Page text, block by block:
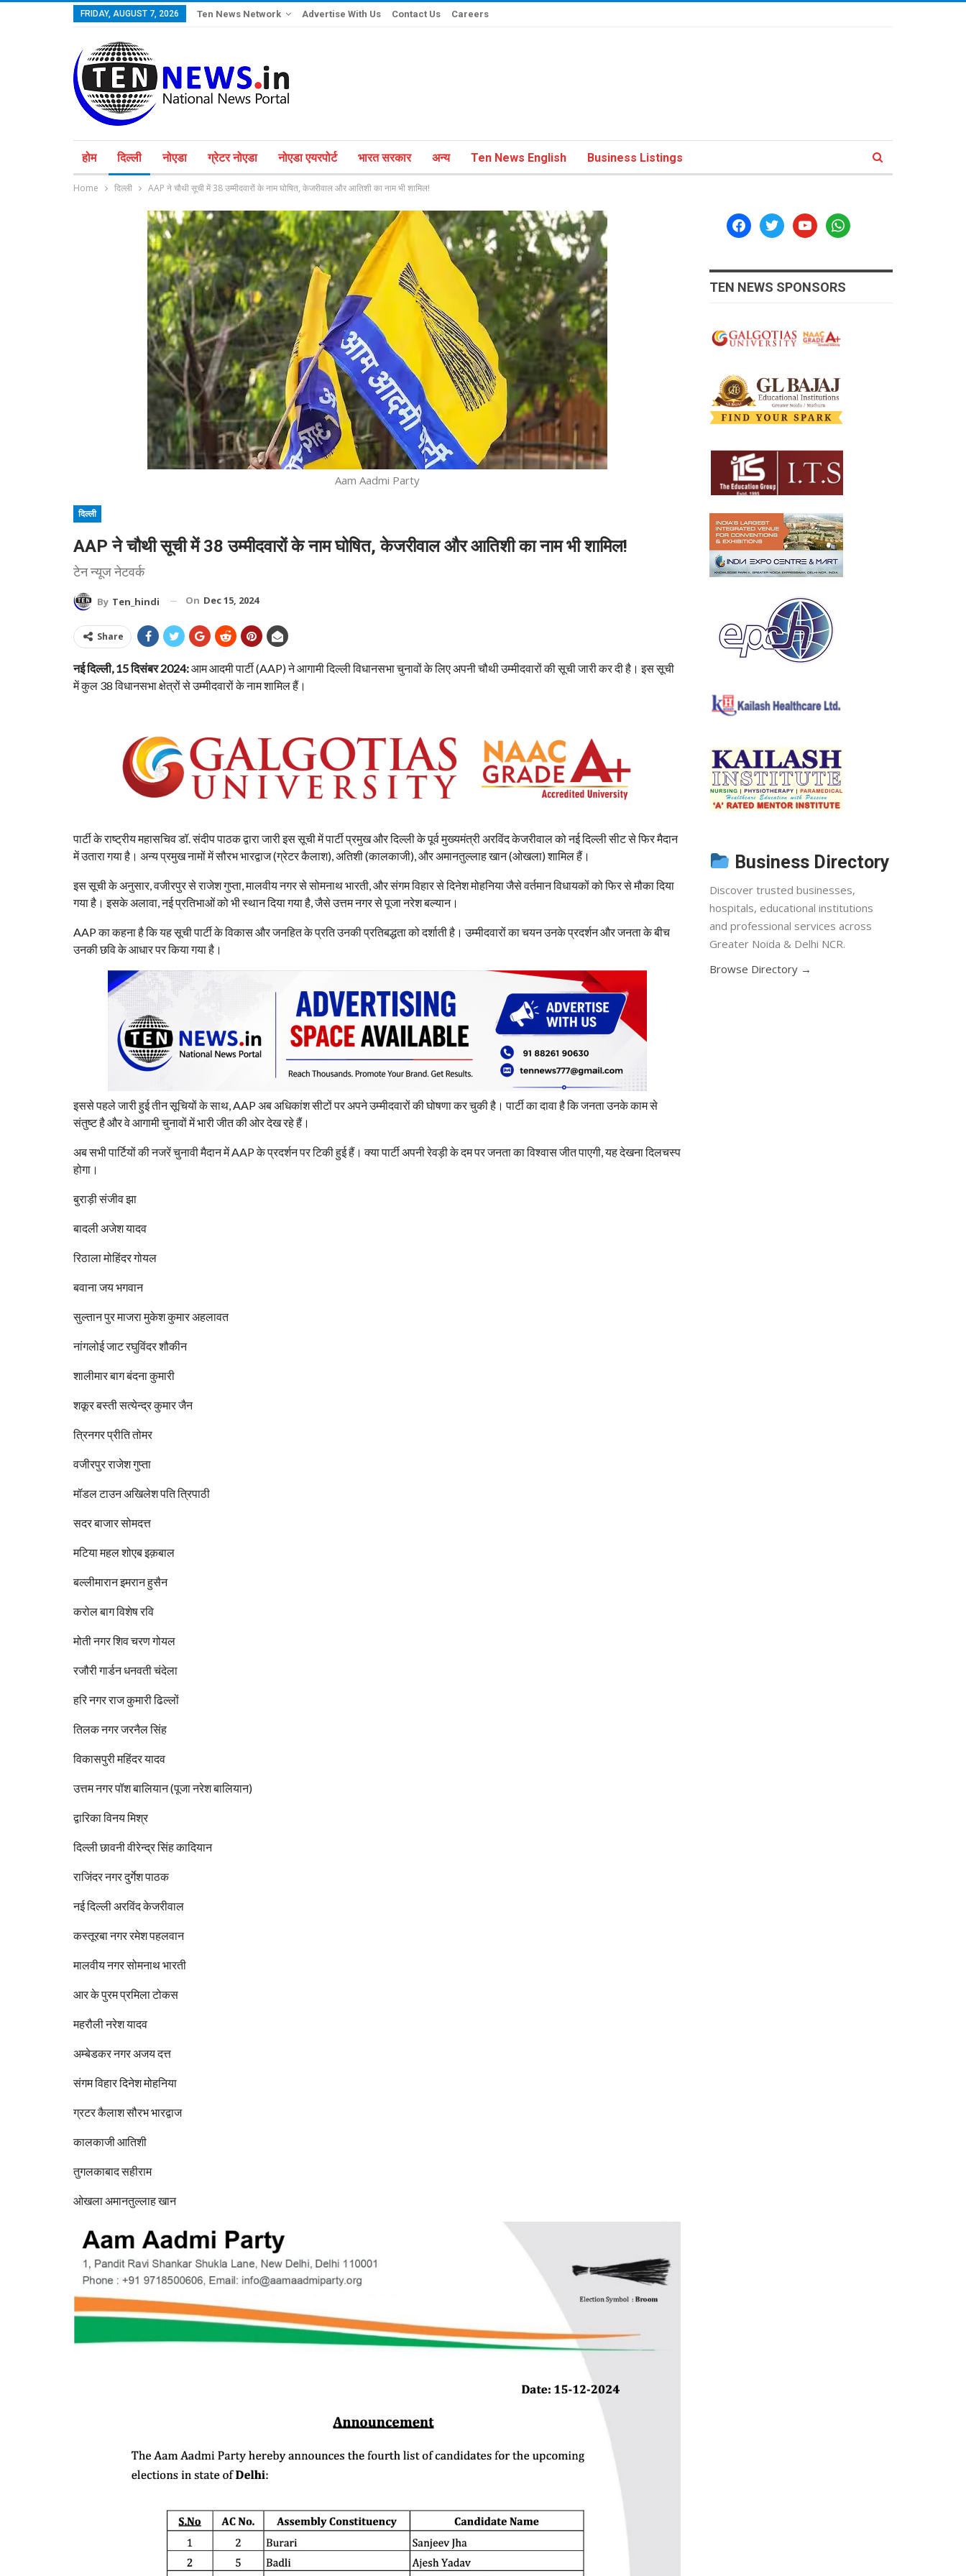
FRIDAY, AUGUST 7, 2026 Ten News Network Advertise With Us Contact Us Careers
होम दिल्ली नोएडा ग्रेटर नोएडा नोएडा एयरपोर्ट भारत सरकार अन्य Ten News English Business Listings
Home दिल्ली AAP ने चौथी सूची में 38 उम्मीदवारों के नाम घोषित, केजरीवाल और आतिशी का नाम भी शामिल!
Aam Aadmi Party
दिल्ली
AAP ने चौथी सूची में 38 उम्मीदवारों के नाम घोषित, केजरीवाल और आतिशी का नाम भी शामिल!
टेन न्यूज नेटवर्क
By Ten_hindi On Dec 15, 2024
Share
नई दिल्ली, 15 दिसंबर 2024:आम आदमी पार्टी (AAP) ने आगामी दिल्ली विधानसभा चुनावों के लिए अपनी चौथी उम्मीदवारों की सूची जारी कर दी है। इस सूची
में कुल 38 विधानसभा क्षेत्रों से उम्मीदवारों के नाम शामिल हैं।
पार्टी के राष्ट्रीय महासचिव डॉ. संदीप पाठक द्वारा जारी इस सूची में पार्टी प्रमुख और दिल्ली के पूर्व मुख्यमंत्री अरविंद केजरीवाल को नई दिल्ली सीट से फिर मैदान
में उतारा गया है। अन्य प्रमुख नामों में सौरभ भारद्वाज (ग्रेटर कैलाश), अतिशी (कालकाजी), और अमानतुल्लाह खान (ओखला) शामिल हैं।
इस सूची के अनुसार, वजीरपुर से राजेश गुप्ता, मालवीय नगर से सोमनाथ भारती, और संगम विहार से दिनेश मोहनिया जैसे वर्तमान विधायकों को फिर से मौका दिया
गया है। इसके अलावा, नई प्रतिभाओं को भी स्थान दिया गया है, जैसे उत्तम नगर से पूजा नरेश बल्यान।
AAP का कहना है कि यह सूची पार्टी के विकास और जनहित के प्रति उनकी प्रतिबद्धता को दर्शाती है। उम्मीदवारों का चयन उनके प्रदर्शन और जनता के बीच
उनकी छवि के आधार पर किया गया है।
इससे पहले जारी हुई तीन सूचियों के साथ, AAP अब अधिकांश सीटों पर अपने उम्मीदवारों की घोषणा कर चुकी है। पार्टी का दावा है कि जनता उनके काम से
संतुष्ट है और वे आगामी चुनावों में भारी जीत की ओर देख रहे हैं।
अब सभी पार्टियों की नजरें चुनावी मैदान में AAP के प्रदर्शन पर टिकी हुई हैं। क्या पार्टी अपनी रेवड़ी के दम पर जनता का विश्वास जीत पाएगी, यह देखना दिलचस्प
होगा।
बुराड़ी संजीव झा
बादली अजेश यादव
रिठाला मोहिंदर गोयल
बवाना जय भगवान
सुल्तान पुर माजरा मुकेश कुमार अहलावत
नांगलोई जाट रघुविंदर शौकीन
शालीमार बाग बंदना कुमारी
शकूर बस्ती सत्येन्द्र कुमार जैन
त्रिनगर प्रीति तोमर
वजीरपुर राजेश गुप्ता
मॉडल टाउन अखिलेश पति त्रिपाठी
सदर बाजार सोमदत्त
मटिया महल शोएब इक़बाल
बल्लीमारान इमरान हुसैन
करोल बाग विशेष रवि
मोती नगर शिव चरण गोयल
रजौरी गार्डन धनवती चंदेला
हरि नगर राज कुमारी ढिल्लों
तिलक नगर जरनैल सिंह
विकासपुरी महिंदर यादव
उत्तम नगर पॉश बालियान (पूजा नरेश बालियान)
द्वारिका विनय मिश्र
दिल्ली छावनी वीरेन्द्र सिंह कादियान
राजिंदर नगर दुर्गेश पाठक
नई दिल्ली अरविंद केजरीवाल
कस्तूरबा नगर रमेश पहलवान
मालवीय नगर सोमनाथ भारती
आर के पुरम प्रमिला टोकस
महरौली नरेश यादव
अम्बेडकर नगर अजय दत्त
संगम विहार दिनेश मोहनिया
ग्रटर कैलाश सौरभ भारद्वाज
कालकाजी आतिशी
तुगलकाबाद सहीराम
ओखला अमानतुल्लाह खान
facebooktwitteryoutubewhatsapp
TEN NEWS SPONSORS
Business Directory
Discover trusted businesses,
hospitals, educational institutions
and professional services across
Greater Noida & Delhi NCR.
Browse Directory →